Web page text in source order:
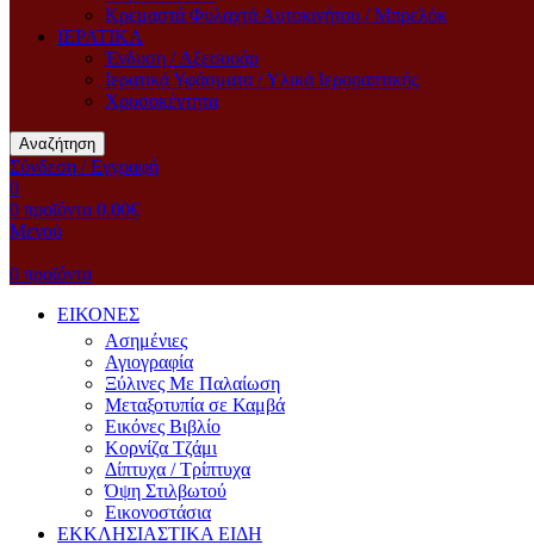
Κρεμαστά Φυλαχτά Αυτοκινήτου / Μπρελόκ
ΙΕΡΑΤΙΚΑ
Ένδυση / Αξεσουάρ
Ιερατικά Υφάσματα / Υλικά Ιεροραπτικής
Χρυσοκέντητα
Αναζήτηση
Σύνδεση / Εγγραφή
0
0 προϊόντα 0.00€
Μενού
0 προϊόντα
ΕΙΚΟΝΕΣ
Ασημένιες
Αγιογραφία
Ξύλινες Με Παλαίωση
Μεταξοτυπία σε Καμβά
Eικόνες Bιβλίο
Kορνίζα Tζάμι
Δίπτυχα / Τρίπτυχα
Όψη Στιλβωτού
Eικονοστάσια
ΕΚΚΛΗΣΙΑΣΤΙΚΑ ΕΙΔΗ